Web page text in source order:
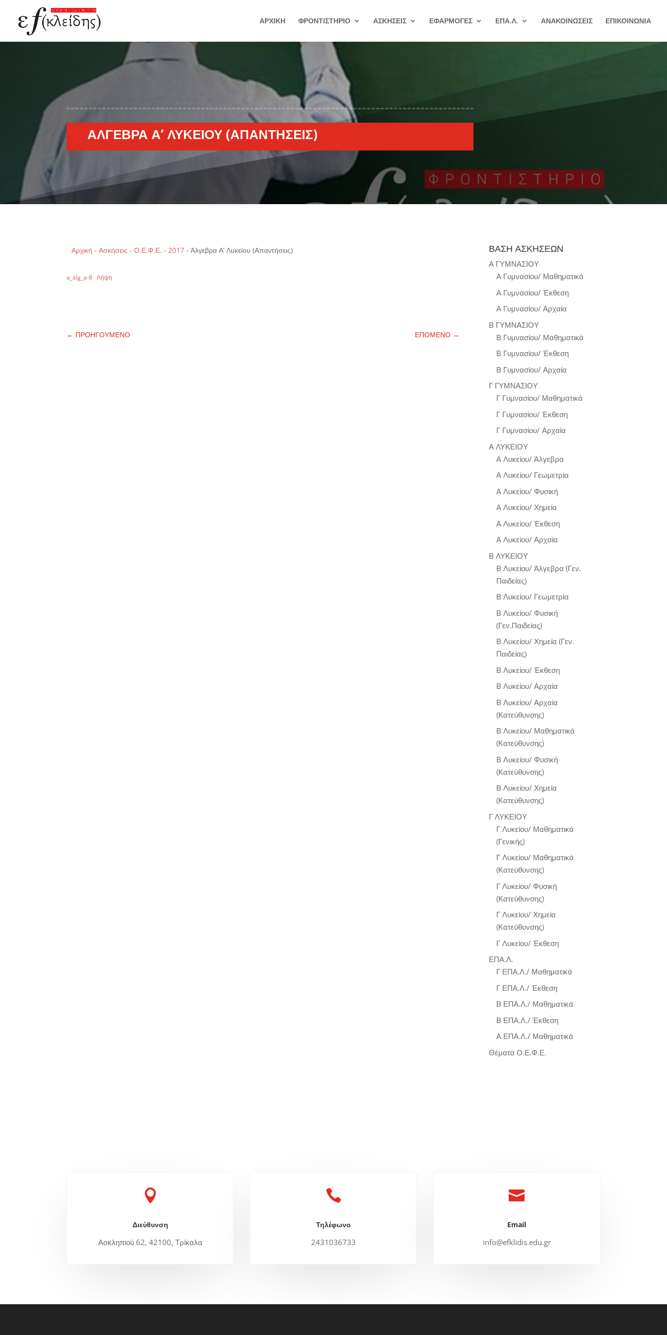
ΑΡΧΙΚΗ ΦΡΟΝΤΙΣΤΗΡΙΟ ΑΣΚΗΣΕΙΣ ΕΦΑΡΜΟΓΕΣ ΕΠΑ.Λ. ΑΝΑΚΟΙΝΩΣΕΙΣ ΕΠΙΚΟΙΝΩΝΙΑ
ΆΛΓΕΒΡΑ Α’ ΛΥΚΕΊΟΥ (ΑΠΑΝΤΉΣΕΙΣ)
Αρχική -Ασκήσεις -Ο.Ε.Φ.Ε. -2017 -Άλγεβρα Α’ Λυκείου (Απαντήσεις)
a_alg_a-8 Λήψη
← ΠΡΟΗΓΟΥΜΕΝΟ ΕΠΟΜΕΝΟ →
ΒΑΣΗ ΑΣΚΗΣΕΩΝ
Α ΓΥΜΝΑΣΙΟΥ
Α Γυμνασίου/ Μαθηματικά
Α Γυμνασίου/ Έκθεση
Α Γυμνασίου/ Αρχαία
Β ΓΥΜΝΑΣΙΟΥ
Β Γυμνασίου/ Μαθηματικά
Β Γυμνασίου/ Έκθεση
Β Γυμνασίου/ Αρχαία
Γ ΓΥΜΝΑΣΙΟΥ
Γ Γυμνασίου/ Μαθηματικά
Γ Γυμνασίου/ Έκθεση
Γ Γυμνασίου/ Αρχαία
Α ΛΥΚΕΙΟΥ
Α Λυκείου/ Άλγεβρα
Α Λυκείου/ Γεωμετρία
Α Λυκείου/ Φυσική
Α Λυκείου/ Χημεία
Α Λυκείου/ Έκθεση
Α Λυκείου/ Αρχαία
Β ΛΥΚΕΙΟΥ
Β Λυκείου/ Άλγεβρα (Γεν.
Παιδείας)
Β Λυκείου/ Γεωμετρία
Β Λυκείου/ Φυσική
(Γεν.Παιδείας)
Β Λυκείου/ Χημεία (Γεν.
Παιδείας)
Β Λυκείου/ Έκθεση
Β Λυκείου/ Αρχαία
Β Λυκείου/ Αρχαία
(Κατεύθυνσης)
Β Λυκείου/ Μαθηματικά
(Κατεύθυνσης)
Β Λυκείου/ Φυσική
(Κατεύθυνσης)
Β Λυκείου/ Χημεία
(Κατεύθυνσης)
Γ ΛΥΚΕΙΟΥ
Γ Λυκείου/ Μαθηματικά
(Γενικής)
Γ Λυκείου/ Μαθηματικά
(Κατεύθυνσης)
Γ Λυκείου/ Φυσική
(Κατεύθυνσης)
Γ Λυκείου/ Χημεία
(Κατεύθυνσης)
Γ Λυκείου/ Έκθεση
ΕΠΑ.Λ.
Γ ΕΠΑ.Λ./ Μαθηματικά
Γ ΕΠΑ.Λ./ Έκθεση
Β ΕΠΑ.Λ./ Μαθηματικά
Β ΕΠΑ.Λ./ Έκθεση
Α ΕΠΑ.Λ./ Μαθηματικά
Θέματα Ο.Ε.Φ.Ε.

Διεύθυνση
Ασκληπιού 62, 42100, Τρίκαλα

Τηλέφωνο
2431036733

Email
info@efklidis.edu.gr